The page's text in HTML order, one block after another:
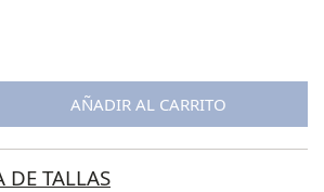
€.
AÑADIR AL CARRITO
DE TALLAS